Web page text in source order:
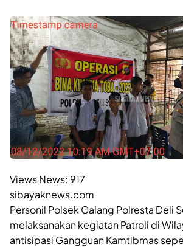
Views News: 917
sibayaknews.com
Personil Polsek Galang Polresta Deli
melaksanakan kegiatan Patroli di
antisipasi Gangguan Kamtibmas